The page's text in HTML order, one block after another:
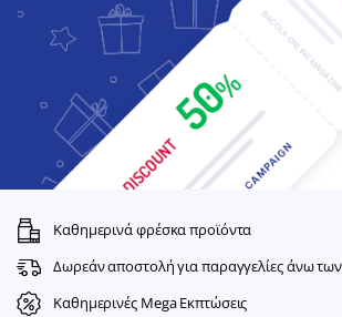
Καθημερινά φρέσκα προϊόντα
Δωρεάν αποστολή για παραγγελίες άνω
Καθημερινές Mega Εκπτώσεις